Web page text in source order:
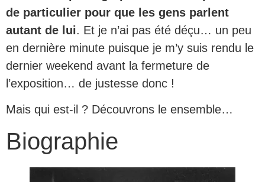
de particulier pour que les gens parlent
autant de lui. Et je n’ai pas été déçu… un peu
en dernière minute puisque je m’y suis rendu le
dernier weekend avant la fermeture de
l’exposition… de justesse donc !
Mais qui est-il ? Découvrons le ensemble…
Biographie